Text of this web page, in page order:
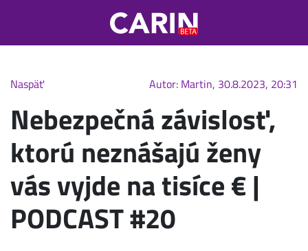
Naspäť Autor: Martin, 30.8.2023, 20:31
Nebezpečná závislosť,
ktorú neznášajú ženy
vás vyjde na tisíce € |
PODCAST #20